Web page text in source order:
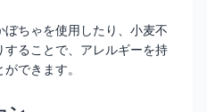
ちゃを使用したり、小麦不
ることで、アレルギーを持
できます。